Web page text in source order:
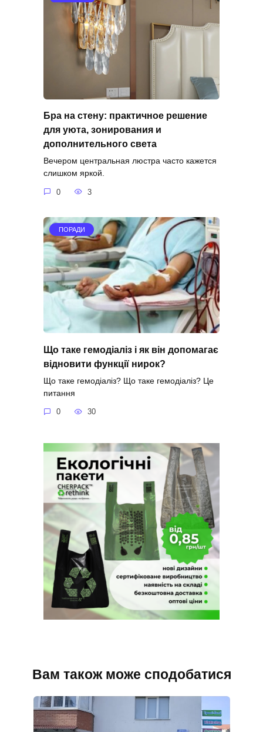
Бра на стену: практичное решение
для уюта, зонирования и
дополнительного света
Вечером центральная люстра часто кажется
слишком яркой.
0 3
ПОРАДИ
Що таке гемодіаліз і як він допомагає
відновити функції нирок?
Що таке гемодіаліз? Що таке гемодіаліз? Це
питання
0 30
Вам також може сподобатися